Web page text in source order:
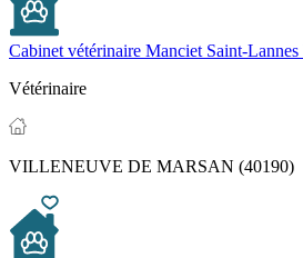
Cabinet vétérinaire Manciet Saint-
Vétérinaire
VILLENEUVE DE MARSAN (40190)